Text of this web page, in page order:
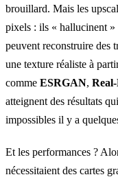
brouillard. Mais les
pixels : ils « hallucinent »
peuvent reconstruire des
une texture réaliste à
comme ESRGAN,
atteignent des résultats
impossibles il y a
Et les performances ?
nécessitaient des cartes